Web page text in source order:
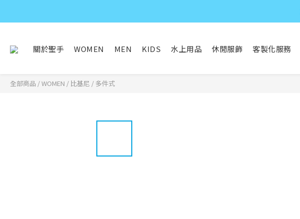
關於聖手 WOMEN MEN KIDS 水上用品 休閒服飾 客製化服務
全部商品 /WOMEN / 比基尼 / 多件式